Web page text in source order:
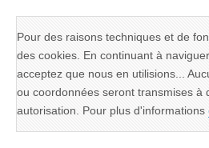
Pour des raisons techniques et de
des cookies. En continuant à
acceptez que nous en utilisions...
ou coordonnées seront transmises à
autorisation. Pour plus d'informations